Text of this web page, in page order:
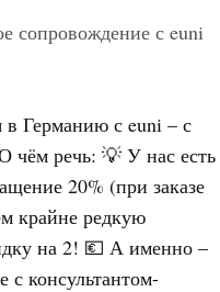
сопровождение с euni
в Германию с euni – с
чём речь: 💡 У нас есть
20% (при заказе
крайне редкую
на 2! 💶 А именно –
с консультантом-